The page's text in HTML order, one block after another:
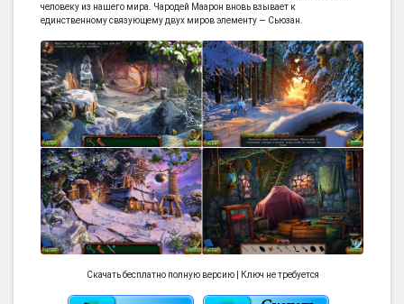
человеку из нашего мира. Чародей Маарон вновь взывает к
единственному связующему двух миров элементу — Сьюзан.
Скачать бесплатно полную версию | Ключ не требуется